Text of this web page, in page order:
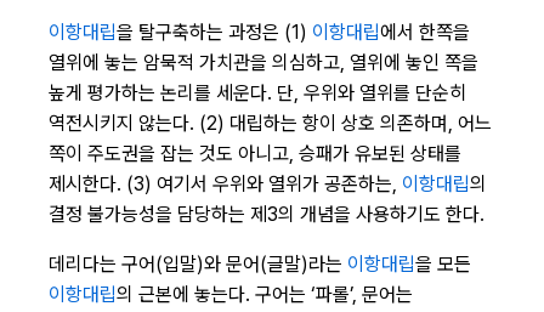
이항대립을 탈구축하는 과정은 (1) 이항대립에서 한쪽을
열위에 놓는 암묵적 가치관을 의심하고, 열위에 놓인 쪽을
높게 평가하는 논리를 세운다. 단, 우위와 열위를 단순히
역전시키지 않는다. (2) 대립하는 항이 상호 의존하며, 어느
쪽이 주도권을 잡는 것도 아니고, 승패가 유보된 상태를
제시한다. (3) 여기서 우위와 열위가 공존하는, 이항대립의
결정 불가능성을 담당하는 제3의 개념을 사용하기도 한다.
데리다는 구어(입말)와 문어(글말)라는 이항대립을 모든
이항대립의 근본에 놓는다. 구어는 ‘파롤’, 문어는